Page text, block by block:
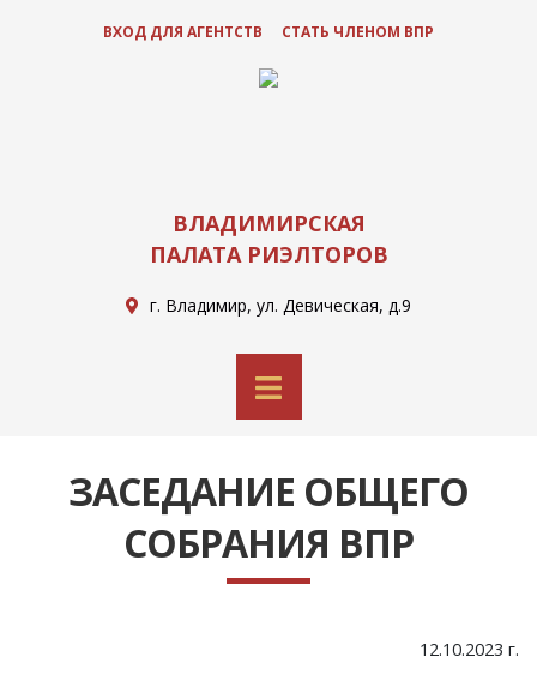
ВХОД ДЛЯ АГЕНТСТВ СТАТЬ ЧЛЕНОМ ВПР
ВЛАДИМИРСКАЯ
ПАЛАТА РИЭЛТОРОВ
г. Владимир, ул. Девическая, д.9
ЗАСЕДАНИЕ ОБЩЕГО
СОБРАНИЯ ВПР
12.10.2023 г.